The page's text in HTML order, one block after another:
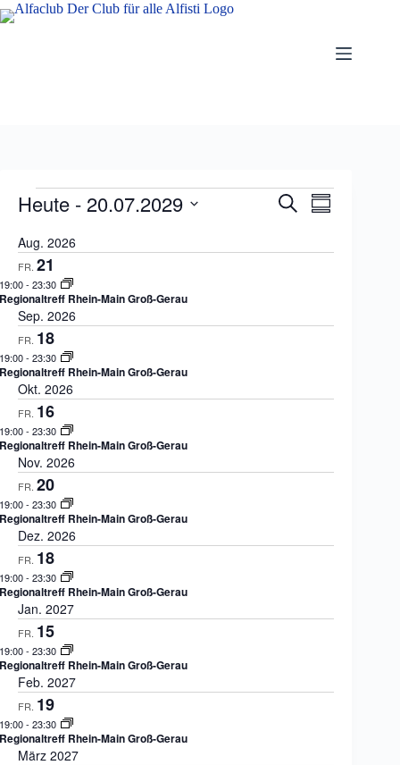
Zum
Inhalt
Veranstaltungen
V
l
c
d
i
n
S
h
V
e
l
c
-
i
o
Z
a
n
u
Heute - 20.07.2029
a
t
u
m
a
u
s
w
ä
h
l
n
.
Aug. 2026
FR. 21
19:00- 23:30
Regionaltreff Rhein-Main Groß-Gerau
Sep. 2026
FR. 18
19:00- 23:30
Regionaltreff Rhein-Main Groß-Gerau
Okt. 2026
FR. 16
19:00- 23:30
Regionaltreff Rhein-Main Groß-Gerau
Nov. 2026
FR. 20
19:00- 23:30
Regionaltreff Rhein-Main Groß-Gerau
Dez. 2026
FR. 18
19:00- 23:30
Regionaltreff Rhein-Main Groß-Gerau
Jan. 2027
FR. 15
19:00- 23:30
Regionaltreff Rhein-Main Groß-Gerau
Feb. 2027
FR. 19
19:00- 23:30
Regionaltreff Rhein-Main Groß-Gerau
März 2027